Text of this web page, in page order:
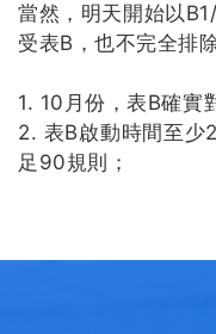
當然，明天開始以
受表B，也不完全排
1. 10月份，表B確實
2. 表B啟動時間至少
足90規則；